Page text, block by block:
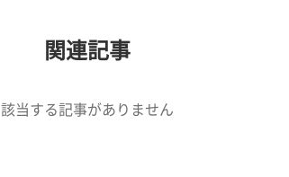
関連記事
該当する記事がありません